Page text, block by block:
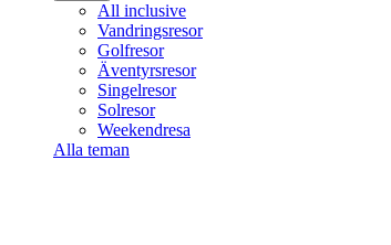
All inclusive
Vandringsresor
Golfresor
Äventyrsresor
Singelresor
Solresor
Weekendresa
Alla teman